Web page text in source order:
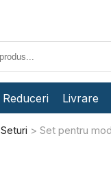
Reduceri Livrare
Seturi Set pentru